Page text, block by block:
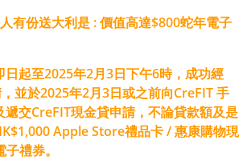
有份送大利是 : 價值高達$800蛇年電子
日起至2025年2月3日下午6時，成功經
並於2025年2月3日或之前向CreFIT 手
遞交CreFIT現金貸申請，不論貸款額及是
Apple Store禮品卡 / 惠康購物現
子禮券。